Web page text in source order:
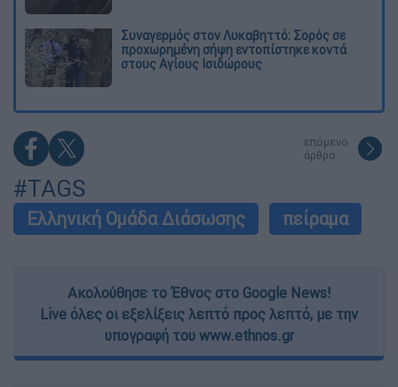
Συναγερμός στον Λυκαβηττό: Σορός σε
προχωρημένη σήψη εντοπίστηκε κοντά
στους Αγίους Ισιδώρους
επόμενο
άρθρο
#TAGS
Ελληνική Ομάδα Διάσωσης πείραμα
Ακολούθησε το Έθνος στο Google News!
Live όλες οι εξελίξεις λεπτό προς λεπτό, με την
υπογραφή του www.ethnos.gr